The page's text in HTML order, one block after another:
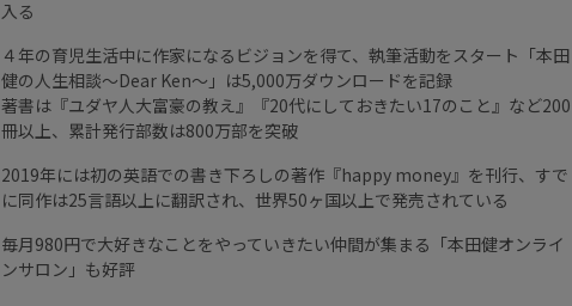
入る
４年の育児生活中に作家になるビジョンを得て、執筆活動をスタート「本田
健の人生相談～Dear Ken～」は5,000万ダウンロードを記録
著書は『ユダヤ人大富豪の教え』『20代にしておきたい17のこと』など200
冊以上、累計発行部数は800万部を突破
2019年には初の英語での書き下ろしの著作『happy money』を刊行、すで
に同作は25言語以上に翻訳され、世界50ヶ国以上で発売されている
毎月980円で大好きなことをやっていきたい仲間が集まる「本田健オンライ
ンサロン」も好評